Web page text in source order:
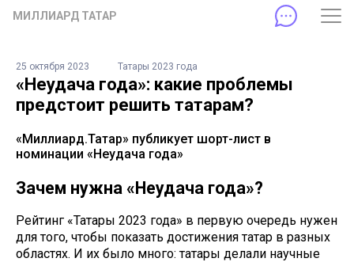
МИЛЛИАРД ТАТАР
25 октября 2023 Татары 2023 года
«Неудача года»: какие проблемы
предстоит решить татарам?
«Миллиард.Татар» публикует шорт-лист в
номинации «Неудача года»
Зачем нужна «Неудача года»?
Рейтинг «Татары 2023 года» в первую очередь нужен
для того, чтобы показать достижения татар в разных
областях. И их было много: татары делали научные